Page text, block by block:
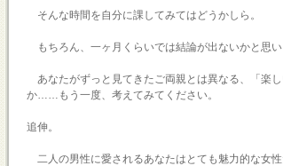
そんな時間を自分に課してみてはどうかしら。
もちろん、一ヶ月くらいでは結論が出ないかと思い
あなたがずっと見てきたご両親とは異なる、「楽
か……もう一度、考えてみてください。
追伸。
二人の男性に愛されるあなたはとても魅力的な女性